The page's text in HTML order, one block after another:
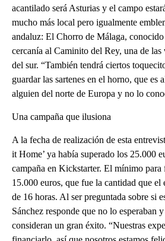
acantilado será Asturias y el campo
mucho más local pero igualmente
andaluz: El Chorro de Málaga,
cercanía al Caminito del Rey, una de las
del sur. “También tendrá ciertos
guardar las sartenes en el horno, que es
alguien del norte de Europa y no lo
Una campaña que ilusiona
A la fecha de realización de esta
it Home’ ya había superado los 25.000
campaña en Kickstarter. El mínimo para
15.000 euros, que fue la cantidad que el
de 16 horas. Al ser preguntada sobre si
Sánchez responde que no lo esperaban
consideran un gran éxito. “Nuestras